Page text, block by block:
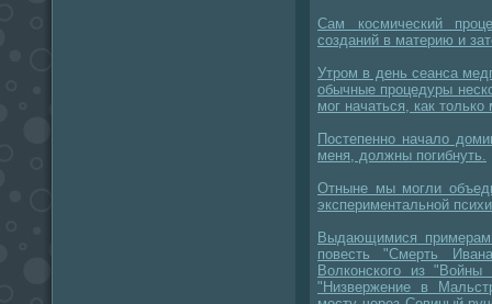
Сам космический
созданий в материю и
Утром в день сеанса
обычные процедуры
мог начаться, как
Постепенно начало
меня, должны погибнуть.
Отныне мы могли
экспериментальной
Выдающимися
повесть "Смерть
Волконского из
"Низвержение в